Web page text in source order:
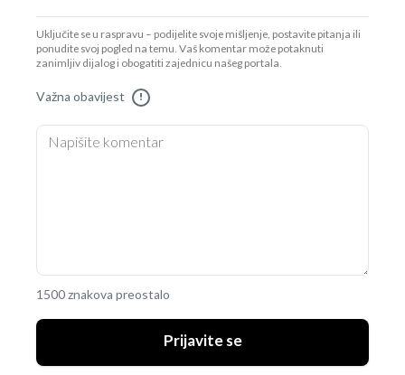
Uključite se u raspravu – podijelite svoje mišljenje, postavite pitanja ili
ponudite svoj pogled na temu. Vaš komentar može potaknuti
zanimljiv dijalog i obogatiti zajednicu našeg portala.
Važna obavijest !
1500 znakova preostalo
Prijavite se